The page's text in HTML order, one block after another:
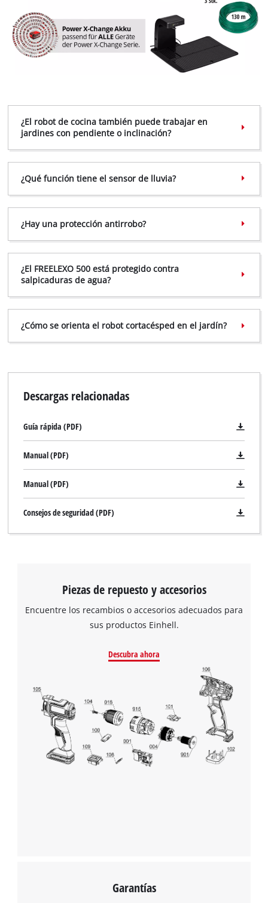
¿El robot de cocina también puede trabajar en
jardines con pendiente o inclinación?
¿Qué función tiene el sensor de lluvia?
¿Hay una protección antirrobo?
¿El FREELEXO 500 está protegido contra
salpicaduras de agua?
¿Cómo se orienta el robot cortacésped en el jardín?
Descargas relacionadas
Guía rápida (PDF)
Manual (PDF)
Manual (PDF)
Consejos de seguridad (PDF)
Piezas de repuesto y accesorios
Encuentre los recambios o accesorios adecuados para
sus productos Einhell.
Descubra ahora
Garantías